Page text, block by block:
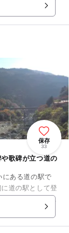
保存
33
歌碑が立つ道の
にある道の駅で
道の駅として登
、土佐国府から